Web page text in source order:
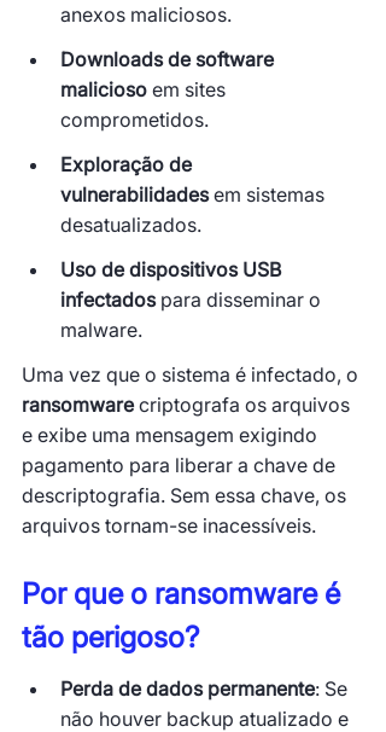
anexos maliciosos.
Downloads de software
malicioso em sites
comprometidos.
Exploração de
vulnerabilidades em sistemas
desatualizados.
Uso de dispositivos USB
infectados para disseminar o
malware.
Uma vez que o sistema é infectado, o
ransomware criptografa os arquivos
e exibe uma mensagem exigindo
pagamento para liberar a chave de
descriptografia. Sem essa chave, os
arquivos tornam-se inacessíveis.
Por que o ransomware é
tão perigoso?
Perda de dados permanente: Se
não houver backup atualizado e